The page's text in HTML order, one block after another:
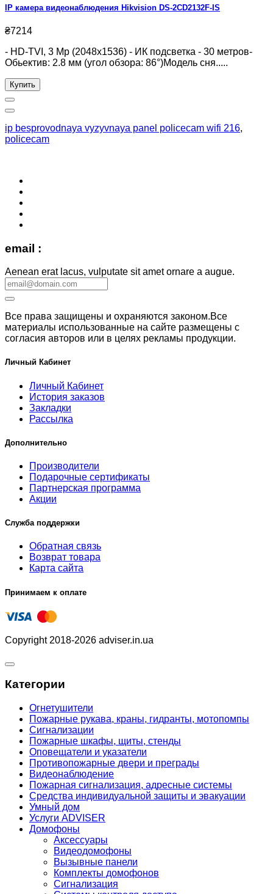
IP камера видеонаблюдения Hikvision DS-2CD2132F-IS
₴7214
- HD-TVI, 3 Mp (2048x1536) - ИК подсветка - 30 метров-
Обьектив: 2.8 мм (угол обзора: 86°)Модель сня.....
Купить
ip besprovodnaya vyzyvnaya panel policecam wifi 216,
policecam
email :
Aenean erat lacus, vulputate sit amet ornare a augue.
Все права защищены и охраняются законом.Все
материалы использованные на сайте размещены с
согласия авторов или в целях рекламы продукции.
Личный Кабинет
Личный Кабинет
История заказов
Закладки
Рассылка
Дополнительно
Производители
Подарочные сертификаты
Партнерская программа
Акции
Служба поддержки
Обратная связь
Возврат товара
Карта сайта
Принимаем к оплате
Copyright 2018-2026 adviser.in.ua
Категории
Огнетушители
Пожарные рукава, краны, гидранты, мотопомпы
Сигнализации
Пожарные шкафы, щиты, стенды
Оповещатели и указатели
Противопожарные двери и преграды
Видеонаблюдение
Пожарная сигнализация, адресные системы
Средства индивидуальной защиты и эвакуации
Умный дом
Услуги ADVISER
Домофоны
Аксессуары
Видеодомофоны
Вызывные панели
Комплекты домофонов
Сигнализация